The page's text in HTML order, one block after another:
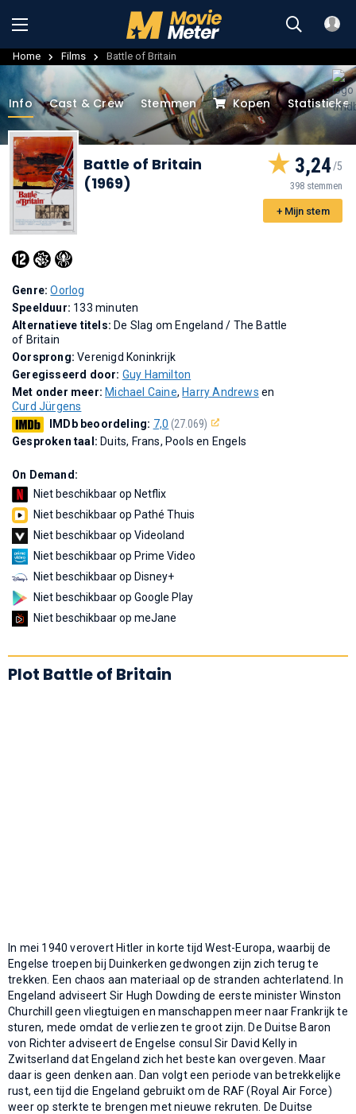
Home Films Battle of Britain
Info Cast & Crew Stemmen Kopen
Battle of Britain
(1969)
3,24
398 stemmen
+ Mijn stem
Genre:Oorlog
Speelduur: 133 minuten
Alternatieve titels: De Slag om Engeland/ The Battle
of Britain
Oorsprong:Verenigd Koninkrijk
Geregisseerd door: Guy Hamilton
Met onder meer: Michael Caine, Harry Andrews en
Curd Jürgens
IMDb beoordeling: 7,0 (27.069)
Gesproken taal: Duits, Frans, Pools en Engels
On Demand:
Niet beschikbaar op Netflix
Niet beschikbaar op Pathé Thuis
Niet beschikbaar op Videoland
Niet beschikbaar op Prime Video
Niet beschikbaar op Disney+
Niet beschikbaar op Google Play
Niet beschikbaar op meJane
Plot Battle of Britain
In mei 1940 verovert Hitler in korte tijd West-Europa, waarbij de
Engelse troepen bij Duinkerken gedwongen zijn zich terug te
trekken. Een chaos aan materiaal op de stranden achterlatend. In
Engeland adviseert Sir Hugh Dowding de eerste minister Winston
Churchill geen vliegtuigen en manschappen meer naar Frankrijk te
sturen, mede omdat de verliezen te groot zijn. De Duitse Baron
von Richter adviseert de Engelse consul Sir David Kelly in
Zwitserland dat Engeland zich het beste kan overgeven. Maar
daar is geen denken aan. Dan volgt een periode van betrekkelijke
rust, een tijd die Engeland gebruikt om de RAF (Royal Air Force)
weer op sterkte te brengen met nieuwe rekruten. De Duitse